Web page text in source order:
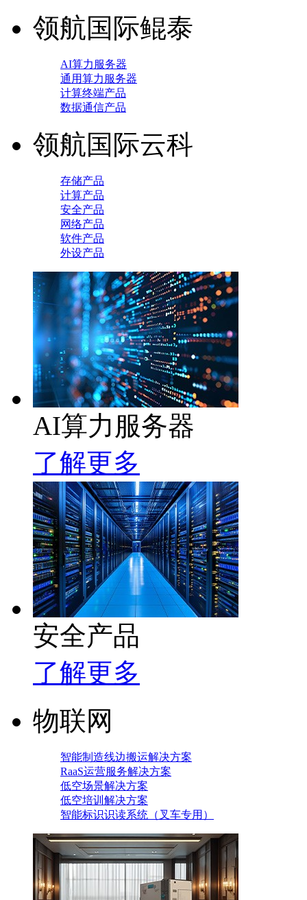
领航国际鲲泰
AI算力服务器
通用算力服务器
计算终端产品
数据通信产品
领航国际云科
存储产品
计算产品
安全产品
网络产品
软件产品
外设产品
AI算力服务器
了解更多
安全产品
了解更多
物联网
智能制造线边搬运解决方案
RaaS运营服务解决方案
低空场景解决方案
低空培训解决方案
智能标识识读系统（叉车专用）